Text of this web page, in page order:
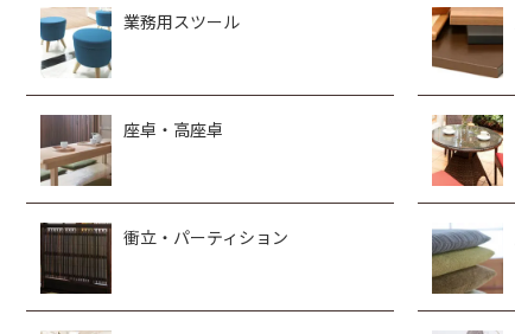
業務用スツール
座卓・高座卓
衝立・パーティション